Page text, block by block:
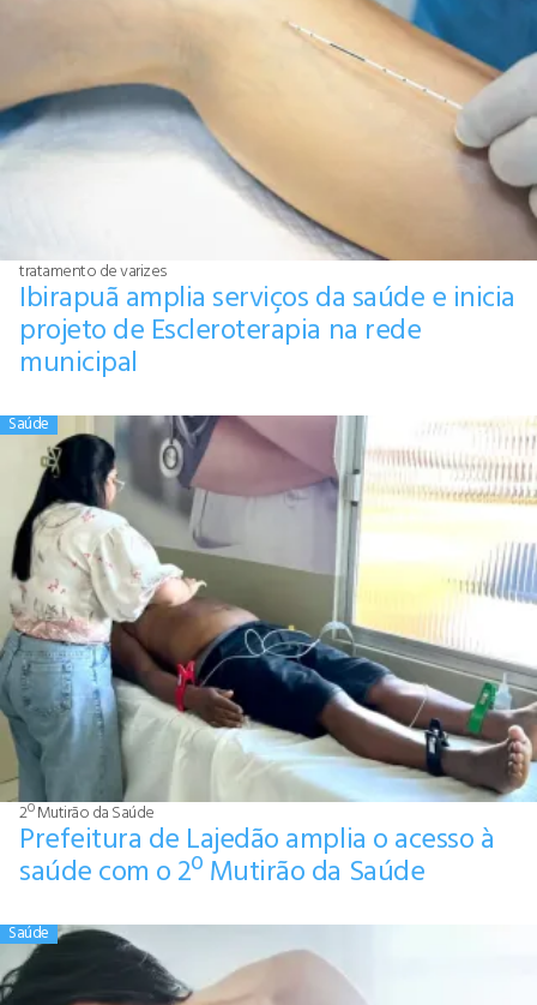
tratamento de varizes
Ibirapuã amplia serviços da saúde e inicia
projeto de Escleroterapia na rede
municipal
Saúde
2º Mutirão da Saúde
Prefeitura de Lajedão amplia o acesso à
saúde com o 2º Mutirão da Saúde
Saúde